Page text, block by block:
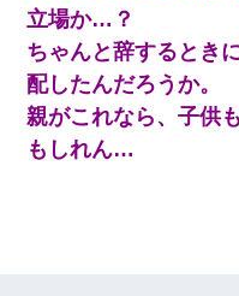
立場か…？
ちゃんと辞するとき
配したんだろうか。
親がこれなら、子供
もしれん…